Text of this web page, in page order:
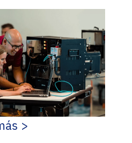
>